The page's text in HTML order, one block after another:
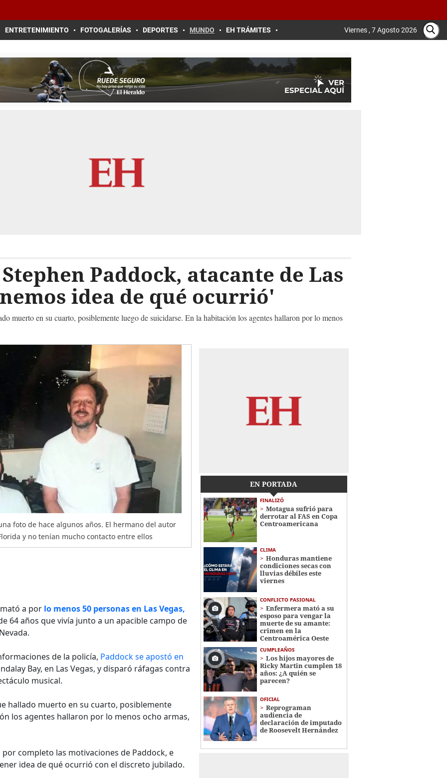
ENTRETENIMIENTO FOTOGALERÍAS DEPORTES MUNDO EH TRÁMITES Viernes , 7 Agosto 2026
Paddock, atacante de Las
idea de qué ocurrió'
muerto en su cuarto, posiblemente luego de suicidarse. En la habitación los agentes hallaron por lo menos
foto de hace algunos años. El hermano del autor
y no tenían mucho contacto entre ellos
a por lo menos 50 personas en Las Vegas,
64 años que vivía junto a un apacible campo de
de la policía, Paddock se apostó en
Bay, en Las Vegas, y disparó ráfagas contra
musical.
hallado muerto en su cuarto, posiblemente
los agentes hallaron por lo menos ocho armas,
completo las motivaciones de Paddock, e
idea de qué ocurrió con el discreto jubilado.
EN PORTADA
FINALIZÓ
Motagua sufrió para
derrotar al FAS en Copa
Centroamericana
CLIMA
Honduras mantiene
condiciones secas con
lluvias débiles este
viernes
CONFLICTO PASIONAL
Enfermera mató a su
esposo para vengar la
muerte de su amante:
crimen en la
Centroamérica Oeste
CUMPLEAÑOS
Los hijos mayores de
Ricky Martin cumplen 18
años: ¿A quién se
parecen?
OFICIAL
Reprograman
audiencia de
declaración de imputado
de Roosevelt Hernández